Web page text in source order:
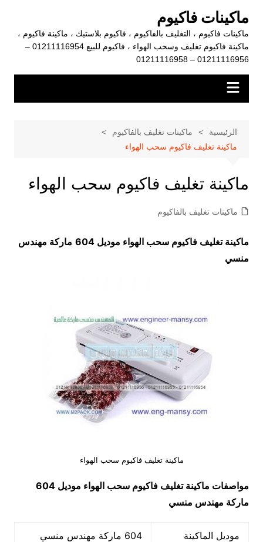
المحتوى
ماكينات فاكيوم
ماكينات فاكيوم ، التغليف بالفاكيوم ، فاكيوم بلاستيك ، ماكينة فاكيوم ،
ماكينة فاكيوم تغليف وسحب الهواء ، فاكيوم للبيع 01211116954 –
01211116956 – 01211116958
الرئيسية
ماكينات تغليف بالفاكيوم
ماكينة تغليف فاكيوم سحب الهواء
ماكينة تغليف فاكيوم سحب الهواء
ماكينات تغليف بالفاكيوم
ماكينة تغليف فاكيوم سحب الهواء موديل 604
ماركة مهندس
منسي
ماكينة تغليف فاكيوم سحب الهواء
مواصفات ماكينة تغليف فاكيوم سحب الهواء موديل 604
ماركة مهندس منسي
موديل الماكينة 604 ماركة مهندس منسي